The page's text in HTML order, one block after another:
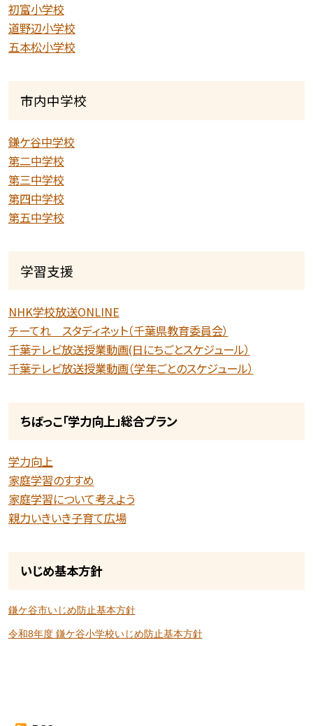
初富小学校
道野辺小学校
五本松小学校
市内中学校
鎌ケ谷中学校
第二中学校
第三中学校
第四中学校
第五中学校
学習支援
NHK学校放送ONLINE
チーてれ スタディネット（千葉県教育委員会）
千葉テレビ放送授業動画(日にちごとスケジュール）
千葉テレビ放送授業動画（学年ごとのスケジュール）
ちばっこ「学力向上」総合プラン
学力向上
家庭学習のすすめ
家庭学習について考えよう
親力いきいき子育て広場
いじめ基本方針
鎌ケ谷市いじめ防止基本方針
令和8年度 鎌ケ谷小学校いじめ防止基本方針